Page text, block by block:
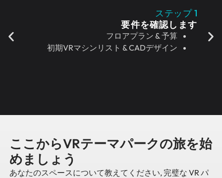
ステップ 1
要件を確認します
フロアプラン & 予算
初期VRマシンリスト & CADデザイン
ここからVRテーマパークの旅を始
めましょう
あなたのスペースについて教えてください, 完璧な VR パ